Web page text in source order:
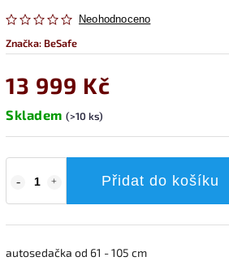
Neohodnoceno
Značka: BeSafe
13 999 Kč
Skladem (>10 ks)
Přidat do košíku
autosedačka od 61 - 105 cm